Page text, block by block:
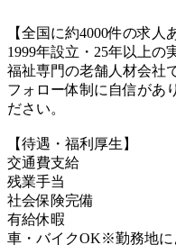
【全国に約4000件の求人
1999年設立・25年以上の
福祉専門の老舗人材会社
フォロー体制に自信があ
ださい。
【待遇・福利厚生】
交通費支給
残業手当
社会保険完備
有給休暇
車・バイクOK※勤務地に